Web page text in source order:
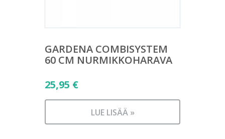
GARDENA COMBISYSTEM
60 CM NURMIKKOHARAVA
25,95 €
LUE LISÄÄ »